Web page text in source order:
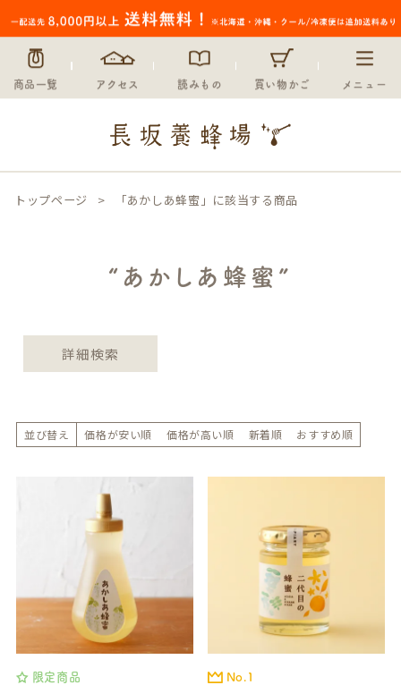
商品一覧 アクセス 読みもの 買い物かご メニュー
トップページ 「あかしあ蜂蜜」に該当する商品
“あかしあ蜂蜜”
詳細検索
〜
在庫なし商品
在庫なし商品を表示しない
登録順
優先度順
並び替え 価格が安い順 価格が高い順 新着順 おすすめ順
限定商品 No.1